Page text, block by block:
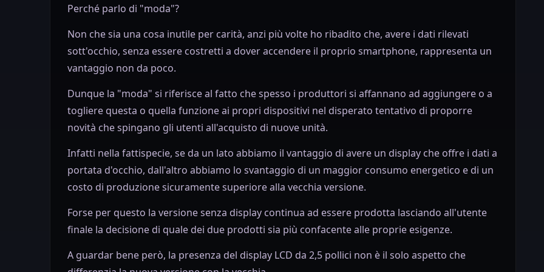
Perché parlo di "moda"?
Non che sia una cosa inutile per carità, anzi più volte ho ribadito che, avere i dati rilevati
sott'occhio, senza essere costretti a dover accendere il proprio smartphone, rappresenta un
vantaggio non da poco.
Dunque la "moda" si riferisce al fatto che spesso i produttori si affannano ad aggiungere o a
togliere questa o quella funzione ai propri dispositivi nel disperato tentativo di proporre
novità che spingano gli utenti all'acquisto di nuove unità.
Infatti nella fattispecie, se da un lato abbiamo il vantaggio di avere un display che offre i dati a
portata d'occhio, dall'altro abbiamo lo svantaggio di un maggior consumo energetico e di un
costo di produzione sicuramente superiore alla vecchia versione.
Forse per questo la versione senza display continua ad essere prodotta lasciando all'utente
finale la decisione di quale dei due prodotti sia più confacente alle proprie esigenze.
A guardar bene però, la presenza del display LCD da 2,5 pollici non è il solo aspetto che